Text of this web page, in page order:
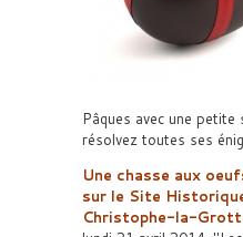
Pâques avec une
résolvez toutes ses
Une chasse aux
sur le Site
Christophe-la-